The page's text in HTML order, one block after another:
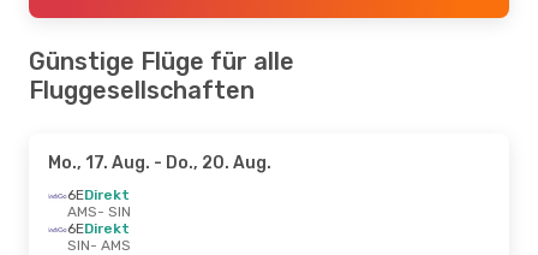
Günstige Flüge für alle
Fluggesellschaften
Mo., 17. Aug. - Do., 20. Aug.
6EDirekt
AMS- SIN
6EDirekt
SIN- AMS